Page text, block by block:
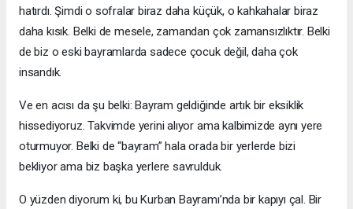
hatırdı. Şimdi o sofralar biraz daha küçük, o kahkahalar biraz
daha kısık. Belki de mesele, zamandan çok zamansızlıktır. Belki
de biz o eski bayramlarda sadece çocuk değil, daha çok
insandık.
Ve en acısı da şu belki: Bayram geldiğinde artık bir eksiklik
hissediyoruz. Takvimde yerini alıyor ama kalbimizde aynı yere
oturmuyor. Belki de “bayram” hala orada bir yerlerde bizi
bekliyor ama biz başka yerlere savrulduk.
O yüzden diyorum ki, bu Kurban Bayramı’nda bir kapıyı çal. Bir